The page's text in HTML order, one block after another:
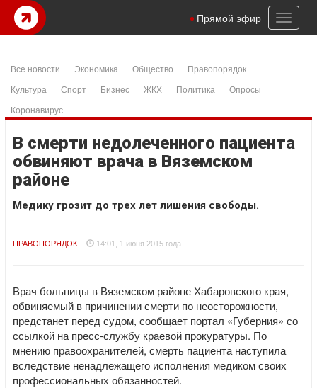
Toggle
Прямой эфир
Все новости Экономика Общество
Правопорядок
Культура
Спорт Бизнес ЖКХ Политика
Опросы
Коронавирус
В смерти недолеченного пациента
обвиняют врача в Вяземском
районе
Медику грозит до трех лет лишения свободы.
ПРАВОПОРЯДОК 14:01, 1 июня 2015 года
Врач больницы в Вяземском районе Хабаровского края,
обвиняемый в причинении смерти по неосторожности,
предстанет перед судом, сообщает портал «Губерния» со
ссылкой на пресс-службу краевой прокуратуры. По
мнению правоохранителей, смерть пациента наступила
вследствие ненадлежащего исполнения медиком своих
профессиональных обязанностей.